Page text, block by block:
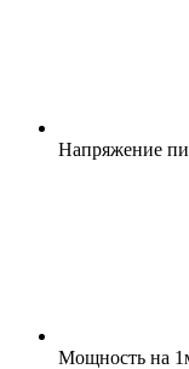
Напряжение
Мощность на